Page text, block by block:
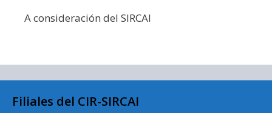
A consideración del SIRCAI
Filiales del CIR-SIRCAI